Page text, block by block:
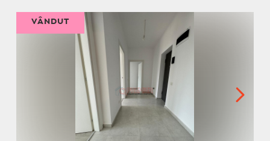
VÂNDUT